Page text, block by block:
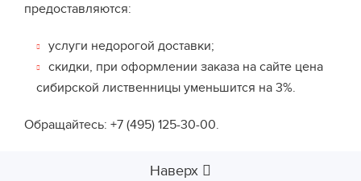
предоставляются:
услуги недорогой доставки;
скидки, при оформлении заказа на сайте цена
сибирской лиственницы уменьшится на 3%.
Обращайтесь: +7 (495) 125-30-00.
Наверх